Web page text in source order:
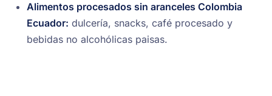
Alimentos procesados sin aranceles Colombia
Ecuador: dulcería, snacks, café procesado y
bebidas no alcohólicas paisas.